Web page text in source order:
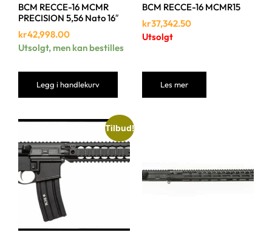
BCM RECCE-16 MCMR
PRECISION 5,56 Nato 16″
kr42,998.00
Utsolgt, men kan bestilles
Legg i handlekurv
BCM RECCE-16 MCMR15
kr37,342.50
Utsolgt
Les mer
Tilbud!